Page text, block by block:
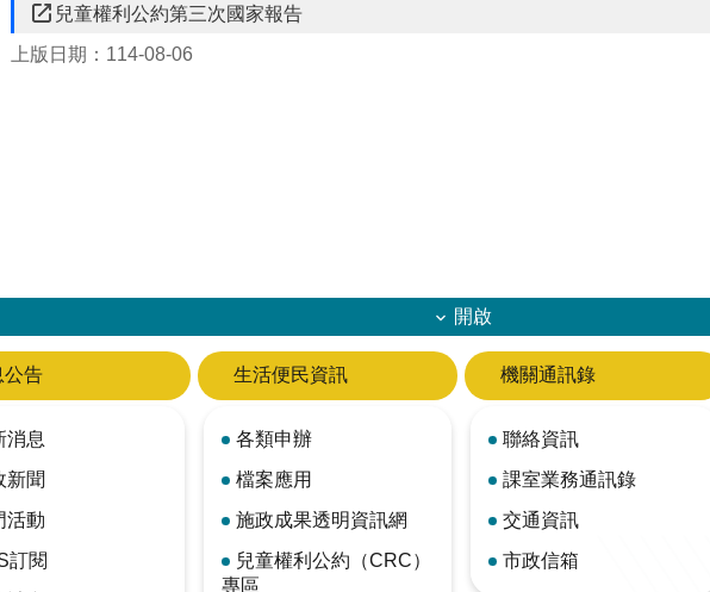
兒童權利公約第三次國家報告
上版日期：114-08-06
開啟
公告
消息
新聞
活動
訂閱
生活便民資訊
各類申辦
檔案應用
施政成果透明資訊網
兒童權利公約（CRC）
專區
機關通訊錄
聯絡資訊
課室業務通訊錄
交通資訊
市政信箱